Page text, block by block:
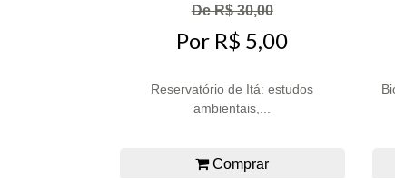
De R$ 30,00
Por R$ 5,00
Reservatório de Itá: estudos
ambientais,...
Comprar